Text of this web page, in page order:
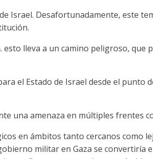
Israel. Desafortunadamente, este
esto lleva a un camino peligroso,
el Estado de Israel desde el punto
una amenaza en múltiples frentes
en ámbitos tanto cercanos como
militar en Gaza se convertiría